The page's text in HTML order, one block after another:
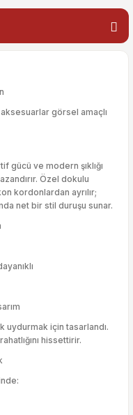
görsel amaçlı
gücü ve modern şıklığı
Özel dokulu
kordonlardan ayrılır;
net bir stil duruşu sunar.
uydurmak için tasarlandı.
hissettirir.